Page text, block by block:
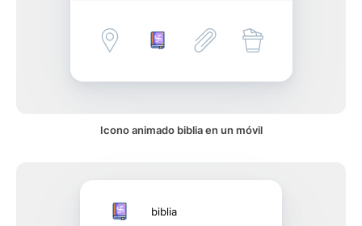
Icono animado biblia en un móvil
biblia